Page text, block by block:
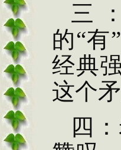
三
的“有
经典
这个
四